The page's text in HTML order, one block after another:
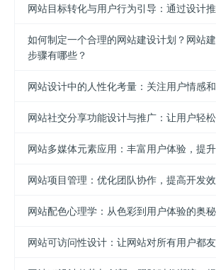
网站目标转化与用户行为引导：通过设计
如何制定一个合理的网站建设计划？网站
步骤有哪些？
网站设计中的人性化考量：关注用户情感
网站社交分享功能设计与推广：让用户轻
网站多媒体元素应用：丰富用户体验，提
网站项目管理：优化团队协作，提高开发
网站配色心理学：从色彩到用户体验的奥秘
网站可访问性设计：让网站对所有用户都